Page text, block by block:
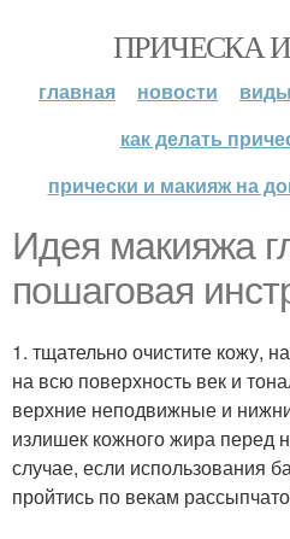
ПРИЧЕСКА
главная новости
как делать
прически и макияж на
Идея макияжа
пошаговая
1. тщательно очистите кожу,
на всю поверхность век и
верхние неподвижные и
излишек кожного жира перед
случае, если использования
пройтись по векам